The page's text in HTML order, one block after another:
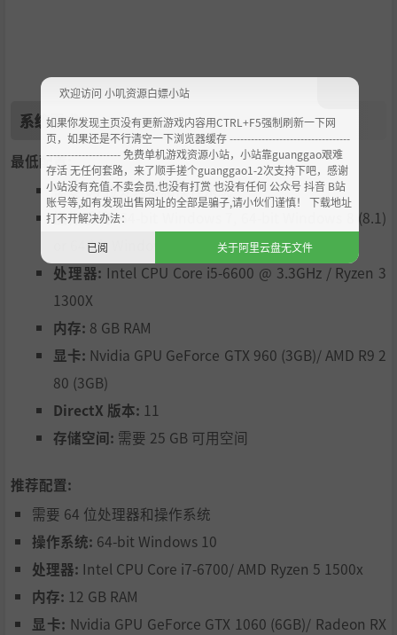
系统需求
最低配置:
需要 64 位处理器和操作系统
操作系统:64-bit Windows 7, 64-bit Windows 8 (8.1)
or 64-bit Windows 10
处理器: Intel CPU Core i5-6600 @ 3.3GHz / Ryzen 3
1300X
内存: 8 GB RAM
显卡: Nvidia GPU GeForce GTX 960 (3GB)/ AMD R9 2
80 (3GB)
DirectX 版本: 11
存储空间: 需要 25 GB 可用空间
推荐配置:
需要 64 位处理器和操作系统
操作系统: 64-bit Windows 10
处理器: Intel CPU Core i7-6700/ AMD Ryzen 5 1500x
内存: 12 GB RAM
显卡: Nvidia GPU GeForce GTX 1060 (6GB)/ Radeon RX
欢迎访问 小叽资源白嫖小站
如果你发现主页没有更新游戏内容用CTRL+F5强制刷新一下网
页，如果还是不行清空一下浏览器缓存 ----------------------------------
--------------------- 免费单机游戏资源小站，小站靠guanggao艰难
存活 无任何套路，来了顺手搓个guanggao1-2次支持下吧，感谢
小站没有充值.不卖会员.也没有打赏 也没有任何 公众号 抖音 B站
账号等,如有发现出售网址的全部是骗子,请小伙们谨慎！ 下载地址
打不开解决办法：
已阅
关于阿里云盘无文件